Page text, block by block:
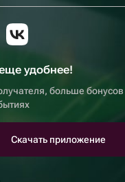
удобнее!
больше бонусов
Скачать приложение